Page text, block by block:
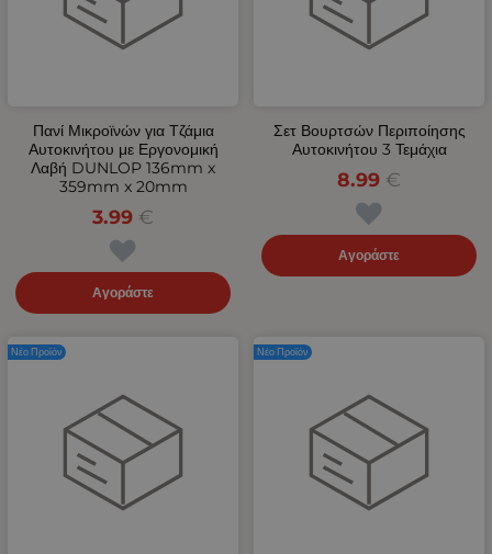
Πανί Μικροϊνών για Τζάμια
Αυτοκινήτου με Εργονομική
Λαβή DUNLOP 136mm x
359mm x 20mm
3.99 €
Αγοράστε
Σετ Βουρτσών Περιποίησης
Αυτοκινήτου 3 Τεμάχια
8.99 €
Αγοράστε
Νέο Προϊόν Νέο Προϊόν